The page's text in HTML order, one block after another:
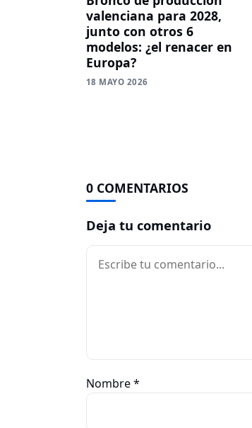
valenciana para 2028,
junto con otros 6
modelos: ¿el renacer en
Europa?
18 MAYO 2026
0 COMENTARIOS
Deja tu comentario
Comentario
Nombre*